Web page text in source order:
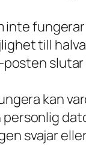
till
posten
kan
svajar